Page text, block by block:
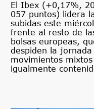
El Ibex (+0,17%,
057 puntos) lidera
subidas este
frente al resto de
bolsas europeas,
despiden la jornada
movimientos mixtos
igualmente